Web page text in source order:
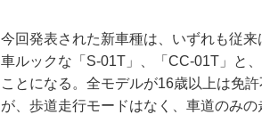
今回発表された新車種は、いずれも従
車ルックな「S-01T」、「CC-01T」と
ことになる。全モデルが16歳以上は免
が、歩道走行モードはなく、車道のみの